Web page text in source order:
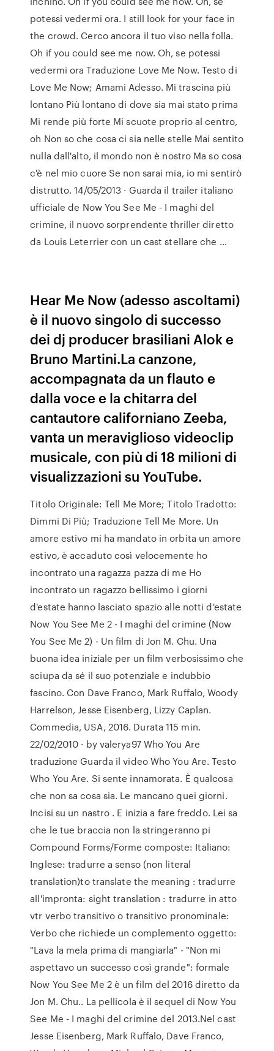
potessi vedermi ora. I still look for your face in
the crowd. Cerco ancora il tuo viso nella folla.
Oh if you could see me now. Oh, se potessi
vedermi ora Traduzione Love Me Now. Testo di
Love Me Now; Amami Adesso. Mi trascina più
lontano Più lontano di dove sia mai stato prima
Mi rende più forte Mi scuote proprio al centro,
oh Non so che cosa ci sia nelle stelle Mai sentito
nulla dall'alto, il mondo non è nostro Ma so cosa
c'è nel mio cuore Se non sarai mia, io mi sentirò
distrutto. 14/05/2013 · Guarda il trailer italiano
ufficiale de Now You See Me - I maghi del
crimine, il nuovo sorprendente thriller diretto
da Louis Leterrier con un cast stellare che …
Hear Me Now (adesso ascoltami)
è il nuovo singolo di successo
dei dj producer brasiliani Alok e
Bruno Martini.La canzone,
accompagnata da un flauto e
dalla voce e la chitarra del
cantautore californiano Zeeba,
vanta un meraviglioso videoclip
musicale, con più di 18 milioni di
visualizzazioni su YouTube.
Titolo Originale: Tell Me More; Titolo Tradotto:
Dimmi Di Più; Traduzione Tell Me More. Un
amore estivo mi ha mandato in orbita un amore
estivo, è accaduto così velocemente ho
incontrato una ragazza pazza di me Ho
incontrato un ragazzo bellissimo i giorni
d'estate hanno lasciato spazio alle notti d'estate
Now You See Me 2 - I maghi del crimine (Now
You See Me 2) - Un film di Jon M. Chu. Una
buona idea iniziale per un film verbosissimo che
sciupa da sé il suo potenziale e indubbio
fascino. Con Dave Franco, Mark Ruffalo, Woody
Harrelson, Jesse Eisenberg, Lizzy Caplan.
Commedia, USA, 2016. Durata 115 min.
22/02/2010 · by valerya97 Who You Are
traduzione Guarda il video Who You Are. Testo
Who You Are. Si sente innamorata. È qualcosa
che non sa cosa sia. Le mancano quei giorni.
Incisi su un nastro . E inizia a fare freddo. Lei sa
che le tue braccia non la stringeranno pi
Compound Forms/Forme composte: Italiano:
Inglese: tradurre a senso (non literal
translation)to translate the meaning : tradurre
all'impronta: sight translation : tradurre in atto
vtr verbo transitivo o transitivo pronominale:
Verbo che richiede un complemento oggetto:
"Lava la mela prima di mangiarla" - "Non mi
aspettavo un successo così grande": formale
Now You See Me 2 è un film del 2016 diretto da
Jon M. Chu.. La pellicola è il sequel di Now You
See Me - I maghi del crimine del 2013.Nel cast
Jesse Eisenberg, Mark Ruffalo, Dave Franco,